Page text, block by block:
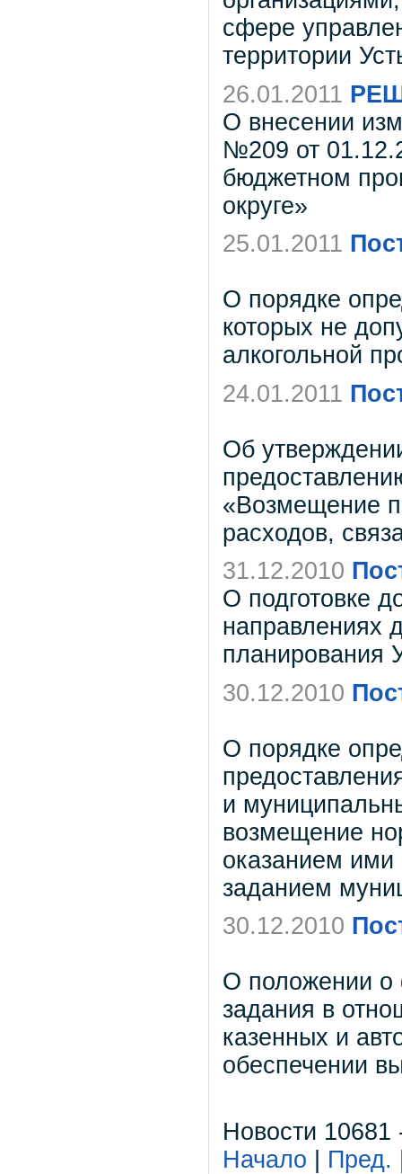
сфере
территории
26.01.2011
О внесении
№209 от
бюджетном
округе»
25.01.2011
О порядке
которых не
алкогольной
24.01.2011
Об
«Возмещение
расходов,
31.12.2010
О подготовке
направлениях
планирования
30.12.2010
О порядке
и
возмещение
оказанием ими
заданием
30.12.2010
О положении о
задания в
казенных и
обеспечении
Новости 10681
Начало
Пред.